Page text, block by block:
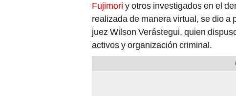
Fujimori y otros investigados en el
realizada de manera virtual, se dio a
juez Wilson Verástegui, quien
activos y organización criminal.